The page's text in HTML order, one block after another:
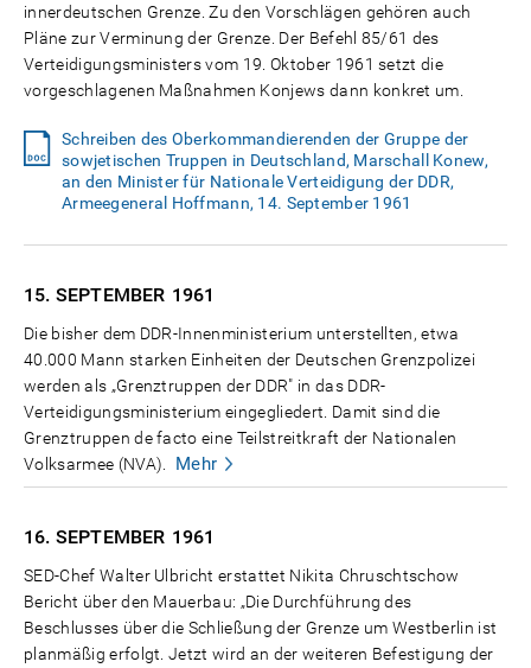
innerdeutschen Grenze. Zu den Vorschlägen gehören auch
Pläne zur Verminung der Grenze. Der Befehl 85/61 des
Verteidigungsministers vom 19. Oktober 1961 setzt die
vorgeschlagenen Maßnahmen Konjews dann konkret um.
Schreiben des Oberkommandierenden der Gruppe der
sowjetischen Truppen in Deutschland, Marschall Konew,
an den Minister für Nationale Verteidigung der DDR,
Armeegeneral Hoffmann, 14. September 1961
15. SEPTEMBER 1961
Die bisher dem DDR-Innenministerium unterstellten, etwa
40.000 Mann starken Einheiten der Deutschen Grenzpolizei
werden als „Grenztruppen der DDR" in das DDR-
Verteidigungsministerium eingegliedert. Damit sind die
Grenztruppen de facto eine Teilstreitkraft der Nationalen
Volksarmee (NVA).
Mehr
16. SEPTEMBER 1961
SED-Chef Walter Ulbricht erstattet Nikita Chruschtschow
Bericht über den Mauerbau: „Die Durchführung des
Beschlusses über die Schließung der Grenze um Westberlin ist
planmäßig erfolgt. Jetzt wird an der weiteren Befestigung der